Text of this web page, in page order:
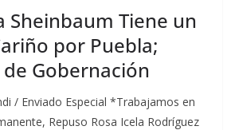
Sheinbaum Tiene un
por Puebla;
Gobernación
/ Enviado Especial *Trabajamos en
Repuso Rosa Icela Rodríguez